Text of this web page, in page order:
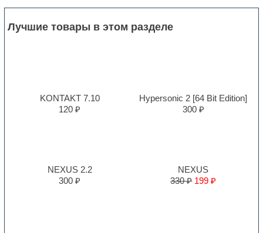
Лучшие товары в этом разделе
KONTAKT 7.10
120 ₽
Hypersonic 2 [64 Bit Edition]
300 ₽
NEXUS 2.2
300 ₽
NEXUS
330 ₽ 199 ₽